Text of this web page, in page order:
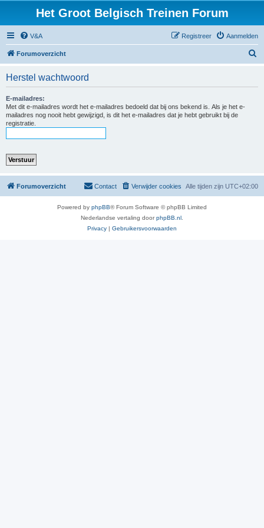
Het Groot Belgisch Treinen Forum
V&A Aanmelden
Registreer
Forumoverzicht
Herstel wachtwoord
E-mailadres:
Met dit e-mailadres wordt het e-mailadres bedoeld dat bij ons bekend is. Als je het e-
mailadres nog nooit hebt gewijzigd, is dit het e-mailadres dat je hebt gebruikt bij de
registratie.
Forumoverzicht Alle tijden zijn UTC+02:00
Verwijder cookies
Contact
Powered by phpBB® Forum Software © phpBB Limited
Nederlandse vertaling doorphpBB.nl
Privacy | Gebruikersvoorwaarden